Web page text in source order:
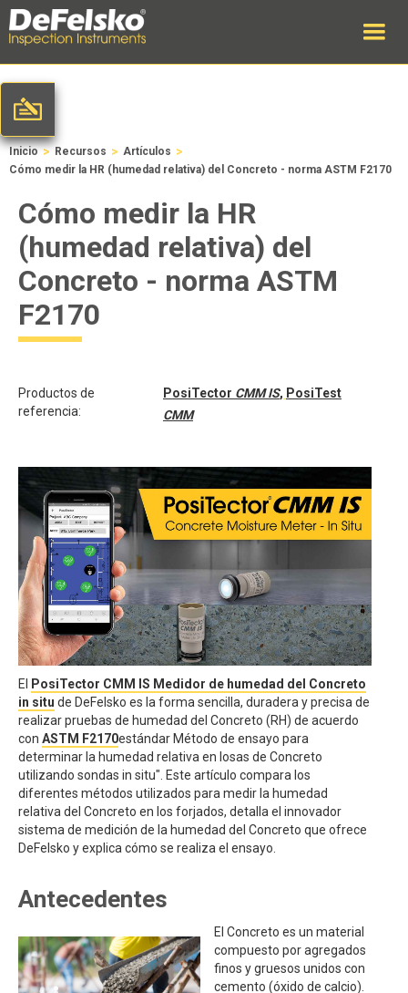
Inicio > Recursos > Artículos >
Cómo medir la HR (humedad relativa) del Concreto - norma ASTM F2170
Cómo medir la HR
(humedad relativa) del
Concreto - norma ASTM
F2170
Productos de
referencia:
PosiTector CMM IS, PosiTest
CMM
El
PosiTector CMM IS Medidor de humedad del Concreto
in situ de DeFelsko es la forma sencilla, duradera y precisa de
realizar pruebas de humedad del Concreto (RH) de acuerdo
con ASTM F2170estándar Método de ensayo para
determinar la humedad relativa en losas de Concreto
utilizando sondas in situ". Este artículo compara los
diferentes métodos utilizados para medir la humedad
relativa del Concreto en los forjados, detalla el innovador
sistema de medición de la humedad del Concreto que ofrece
DeFelsko y explica cómo se realiza el ensayo.
Antecedentes
El Concreto es un material
compuesto por agregados
finos y gruesos unidos con
cemento (óxido de calcio).